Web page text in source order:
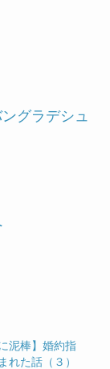
泥棒】婚約指
れた話（３）